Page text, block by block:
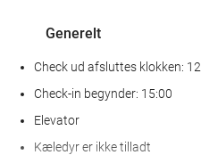
Generelt
Check ud afsluttes klokken:
Check-in begynder: 15:00
Elevator
Kæledyr er ikke tilladt